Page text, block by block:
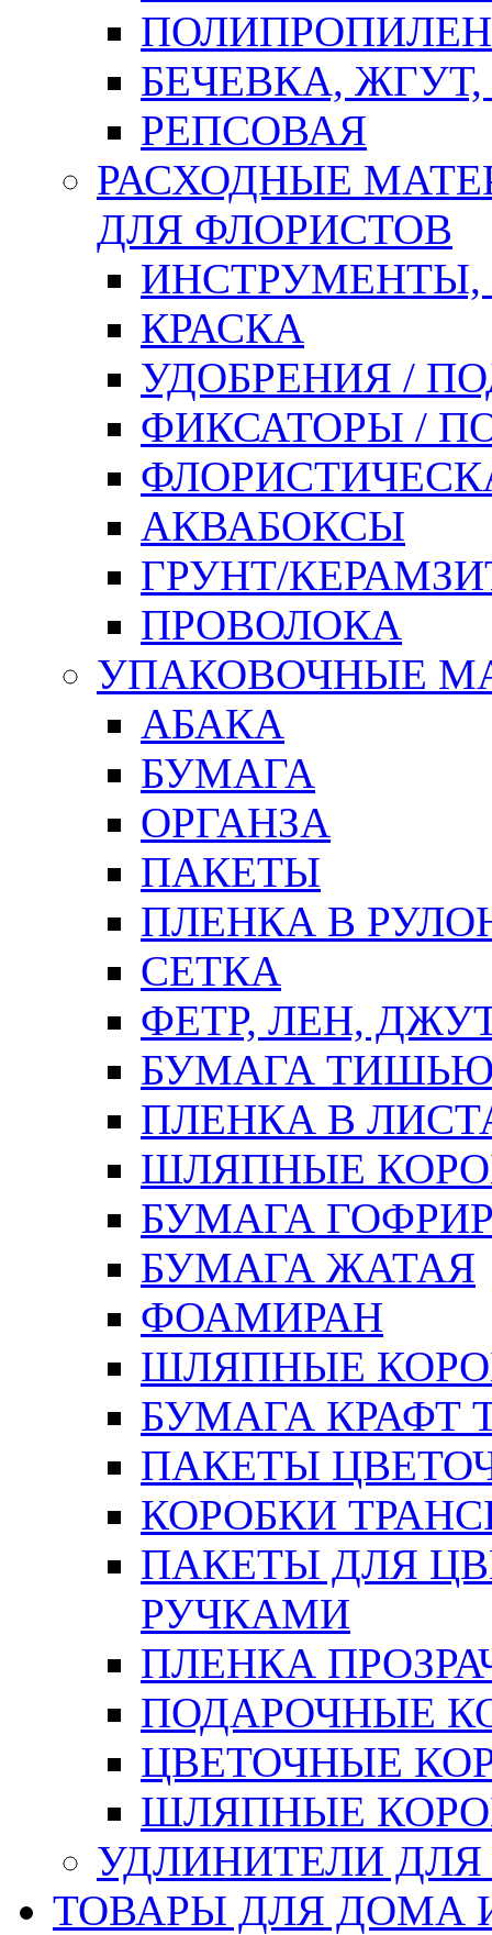
БЕЧЕВКА,
РЕПСОВАЯ
РАСХОДНЫЕ
ДЛЯ ФЛОРИСТОВ
ИНСТРУМЕНТЫ,
КРАСКА
УДОБРЕНИЯ /
ФИКСАТОРЫ /
АКВАБОКСЫ
ГРУНТ/
ПРОВОЛОКА
УПАКОВОЧНЫЕ
АБАКА
БУМАГА
ОРГАНЗА
ПАКЕТЫ
ПЛЕНКА В
СЕТКА
ФЕТР, ЛЕН,
БУМАГА
ПЛЕНКА В
ШЛЯПНЫЕ
БУМАГА
БУМАГА ЖАТАЯ
ФОАМИРАН
ШЛЯПНЫЕ
БУМАГА КРАФТ
ПАКЕТЫ
КОРОБКИ
ПАКЕТЫ ДЛЯ
РУЧКАМИ
ПЛЕНКА
ПОДАРОЧНЫЕ
ЦВЕТОЧНЫЕ
ШЛЯПНЫЕ
УДЛИНИТЕЛИ
ТОВАРЫ ДЛЯ ДОМА